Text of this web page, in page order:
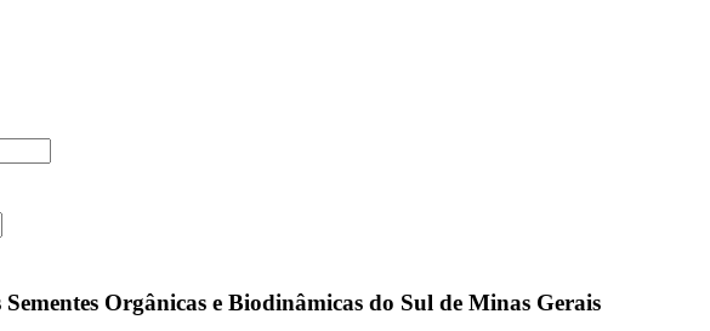
Orgânicas e Biodinâmicas do Sul de Minas Gerais